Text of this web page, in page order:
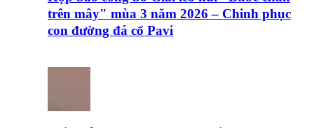
trên mây" mùa 3 năm 2026 – Chinh phục
con đường đá cổ Pavi